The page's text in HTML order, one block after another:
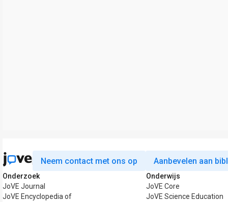
Neem contact met ons op Aanbevelen aan
Onderzoek
JoVE Journal
JoVE Encyclopedia of
Onderwijs
JoVE Core
JoVE Science Education